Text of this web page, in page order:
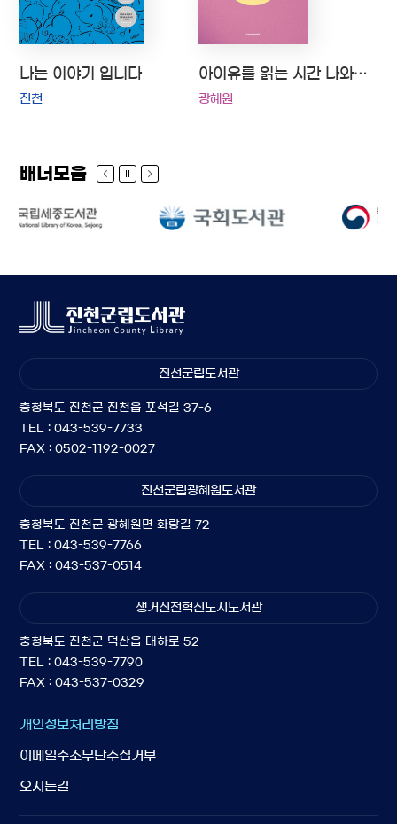
나는 이야기 입니다
진천
아이유를 읽는 시간 나와 너는 음악으로 하나가 된다
광혜원
배너모음
진천군립도서관
충청북도 진천군 진천읍 포석길 37-6
TEL : 043-539-7733
FAX : 0502-1192-0027
진천군립광혜원도서관
충청북도 진천군 광혜원면 화랑길 72
TEL : 043-539-7766
FAX : 043-537-0514
생거진천혁신도시도서관
충청북도 진천군 덕산읍 대하로 52
TEL : 043-539-7790
FAX : 043-537-0329
개인정보처리방침
이메일주소무단수집거부
오시는길